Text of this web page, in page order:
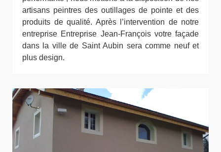
artisans peintres des outillages de pointe et des
produits de qualité. Après l’intervention de notre
entreprise Entreprise Jean-François votre façade
dans la ville de Saint Aubin sera comme neuf et
plus design.